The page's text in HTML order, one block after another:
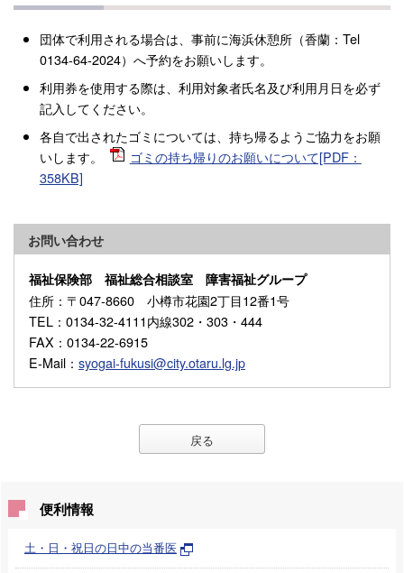
団体で利用される場合は、事前に海浜休憩所（香蘭：Tel
0134-64-2024）へ予約をお願いします。
利用券を使用する際は、利用対象者氏名及び利用月日を必ず
記入してください。
各自で出されたゴミについては、持ち帰るようご協力をお願
いします。
ゴミの持ち帰りのお願いについて[PDF：
358KB]
お問い合わせ
福祉保険部 福祉総合相談室 障害福祉グループ
住所 ：〒047-8660 小樽市花園2丁目12番1号
TEL ：0134-32-4111内線302・303・444
FAX ：0134-22-6915
E-Mail ： syogai-fukusi@city.otaru.lg.jp
戻る
便利情報
土・日・祝日の日中の当番医